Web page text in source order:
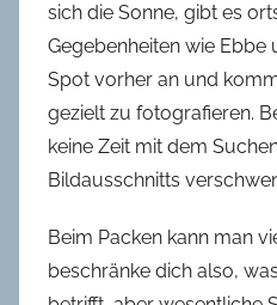
sich die Sonne, gibt es
Gegebenheiten wie Ebbe
Spot vorher an und
gezielt zu fotografieren.
keine Zeit mit dem
Bildausschnitts
Beim Packen kann man
beschränke dich also,